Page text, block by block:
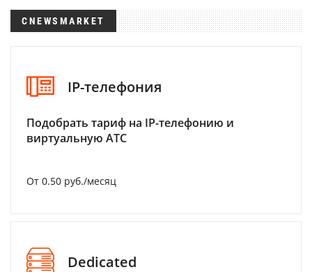
CNEWSMARKET
IP-телефония
Подобрать тариф на IP-телефонию и
виртуальную АТС
От 0.50 руб./месяц
Dedicated